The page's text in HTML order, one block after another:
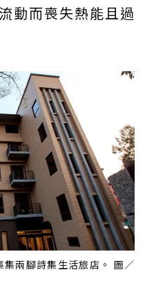
動而喪失熱能且過
兩腳詩集生活旅店。 圖／